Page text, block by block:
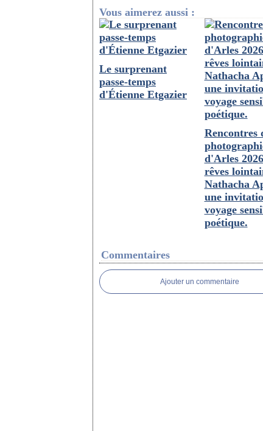
Vous aimerez aussi :
Le surprenant
passe-temps
d'Étienne Etgazier
Rencontres
d'Arles
rêves
Nathacha
une
voyage
poétique.
Commentaires
Ajouter un commentaire